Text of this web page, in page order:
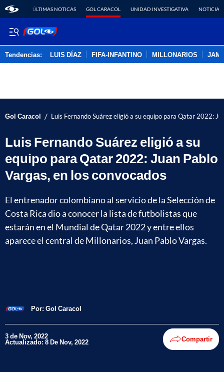
ÚLTIMAS NOTICAS GOL CARACOL UNIDAD INVESTIGATIVA NOTICIAS
Tendencias: LUIS DÍAZ FIFA-INFANTINO MILLONARIOS
Gol Caracol / Luis Fernando Suárez eligió a su equipo para Qatar 2022:
Luis Fernando Suárez eligió a su
equipo para Qatar 2022: Juan Pablo
Vargas, en los convocados
El entrenador colombiano al servicio de la Selección de
Costa Rica dio a conocer la lista de futbolistas que
estarán en el Mundial de Qatar 2022 y entre ellos
aparece el central de Millonarios, Juan Pablo Vargas.
Por: Gol Caracol
3 de Nov, 2022
Actualizado: 8 De Nov, 2022 Compartir